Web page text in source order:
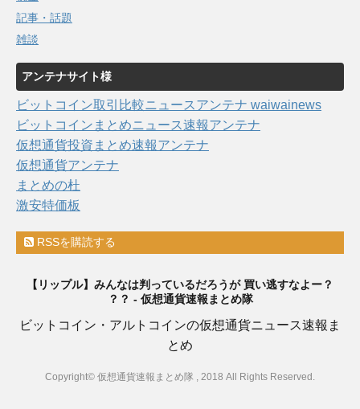
記事・話題
雑談
アンテナサイト様
ビットコイン取引比較ニュースアンテナ waiwainews
ビットコインまとめニュース速報アンテナ
仮想通貨投資まとめ速報アンテナ
仮想通貨アンテナ
まとめの杜
激安特価板
RSSを購読する
【リップル】みんなは判っているだろうが 買い逃すなよー？
？？ - 仮想通貨速報まとめ隊
ビットコイン・アルトコインの仮想通貨ニュース速報ま
とめ
Copyright© 仮想通貨速報まとめ隊 , 2018 All Rights Reserved.